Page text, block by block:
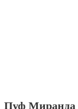
Пуф Миранда